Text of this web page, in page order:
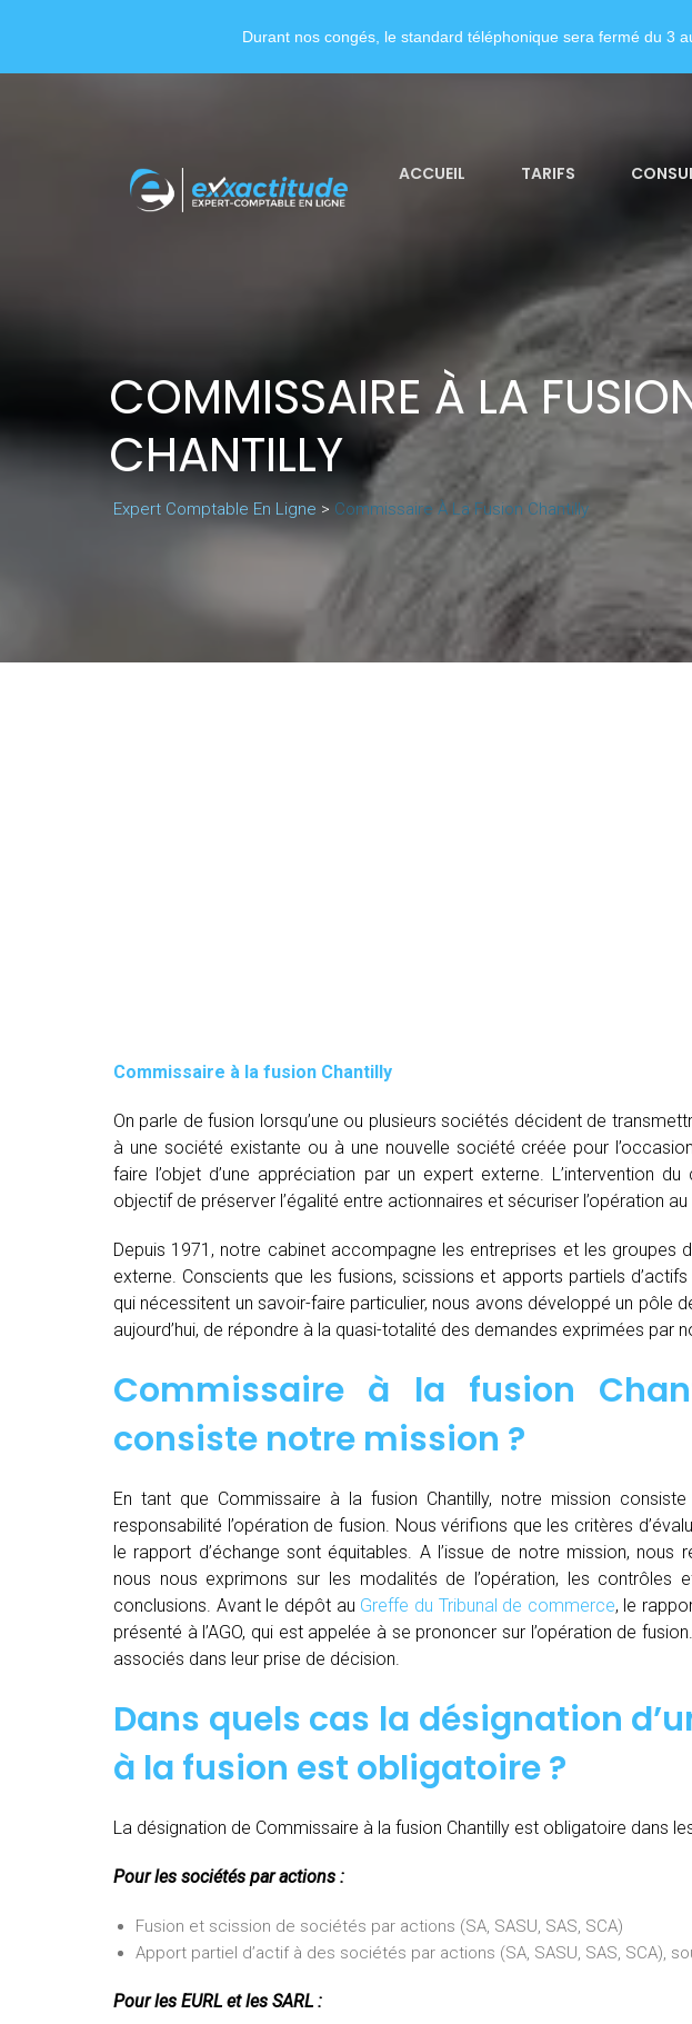
ACCUEIL TARIFS
COMMISSAIRE À LA
CHANTILLY
Expert Comptable En Ligne > Commissaire À La Fusion Chantilly
Commissaire à la fusion Chantilly
On parle de fusion lorsqu’une ou plusieurs sociétés décident de
à une société existante ou à une nouvelle société créée pour
faire l’objet d’une appréciation par un expert externe. L’intervention
objectif de préserver l’égalité entre actionnaires et sécuriser l’opération au
Depuis 1971, notre cabinet accompagne les entreprises et les groupes
externe. Conscients que les fusions, scissions et apports partiels
qui nécessitent un savoir-faire particulier, nous avons développé un pôle
aujourd’hui, de répondre à la quasi-totalité des demandes exprimées par
Commissaire à la fusion
consiste notre mission ?
En tant que Commissaire à la fusion Chantilly, notre mission
responsabilité l’opération de fusion. Nous vérifions que les critères
le rapport d’échange sont équitables. A l’issue de notre mission, nous
nous nous exprimons sur les modalités de l’opération, les contrôles
conclusions. Avant le dépôt au Greffe du Tribunal de commerce, le
présenté à l’AGO, qui est appelée à se prononcer sur l’opération de
associés dans leur prise de décision.
Dans quels cas la désignation
à la fusion est obligatoire ?
La désignation de Commissaire à la fusion Chantilly est obligatoire dans
Pour les sociétés par actions :
Fusion et scission de sociétés par actions (SA, SASU, SAS, SCA)
Apport partiel d’actif à des sociétés par actions (SA, SASU, SAS, SCA),
Pour les EURL et les SARL :
Durant nos congés, le standard téléphonique sera fermé du 3